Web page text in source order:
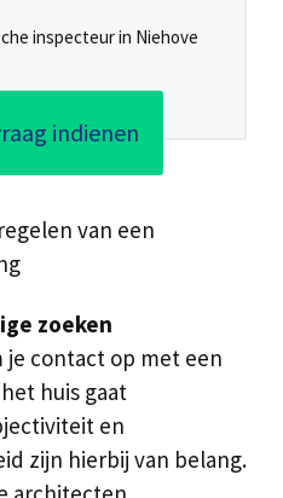
inspecteur in Niehove
indienen
van een
zoeken
je contact op met een
huis gaat
en
zijn hierbij van belang.